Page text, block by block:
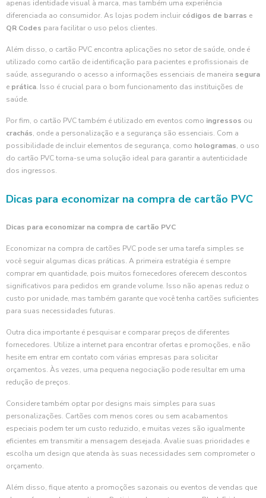
apenas identidade visual à marca, mas também uma experiência
diferenciada ao consumidor. As lojas podem incluir códigos de barras e
QR Codes para facilitar o uso pelos clientes.
Além disso, o cartão PVC encontra aplicações no setor de saúde, onde é
utilizado como cartão de identificação para pacientes e profissionais de
saúde, assegurando o acesso a informações essenciais de maneira segura
e prática. Isso é crucial para o bom funcionamento das instituições de
saúde.
Por fim, o cartão PVC também é utilizado em eventos como ingressos ou
crachás, onde a personalização e a segurança são essenciais. Com a
possibilidade de incluir elementos de segurança, como hologramas, o uso
do cartão PVC torna-se uma solução ideal para garantir a autenticidade
dos ingressos.
Dicas para economizar na compra de cartão PVC
Dicas para economizar na compra de cartão PVC
Economizar na compra de cartões PVC pode ser uma tarefa simples se
você seguir algumas dicas práticas. A primeira estratégia é sempre
comprar em quantidade, pois muitos fornecedores oferecem descontos
significativos para pedidos em grande volume. Isso não apenas reduz o
custo por unidade, mas também garante que você tenha cartões suficientes
para suas necessidades futuras.
Outra dica importante é pesquisar e comparar preços de diferentes
fornecedores. Utilize a internet para encontrar ofertas e promoções, e não
hesite em entrar em contato com várias empresas para solicitar
orçamentos. Às vezes, uma pequena negociação pode resultar em uma
redução de preços.
Considere também optar por designs mais simples para suas
personalizações. Cartões com menos cores ou sem acabamentos
especiais podem ter um custo reduzido, e muitas vezes são igualmente
eficientes em transmitir a mensagem desejada. Avalie suas prioridades e
escolha um design que atenda às suas necessidades sem comprometer o
orçamento.
Além disso, fique atento a promoções sazonais ou eventos de vendas que